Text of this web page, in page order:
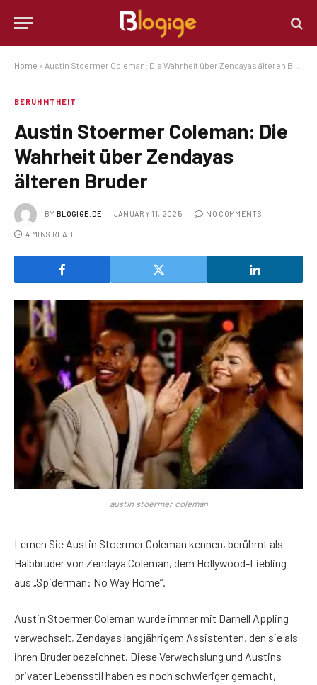
Home » Austin Stoermer Coleman: Die Wahrheit über Zendayas älteren Bruder
BERÜHMTHEIT
Austin Stoermer Coleman: Die
Wahrheit über Zendayas
älteren Bruder
BY BLOGIGE.DE JANUARY 11, 2025 NO COMMENTS
4 MINS READ
austin stoermer coleman
Lernen Sie Austin Stoermer Coleman kennen, berühmt als
Halbbruder von Zendaya Coleman, dem Hollywood-Liebling
aus „Spiderman: No Way Home“.
Austin Stoermer Coleman wurde immer mit Darnell Appling
verwechselt, Zendayas langjährigem Assistenten, den sie als
ihren Bruder bezeichnet. Diese Verwechslung und Austins
privater Lebensstil haben es noch schwieriger gemacht,